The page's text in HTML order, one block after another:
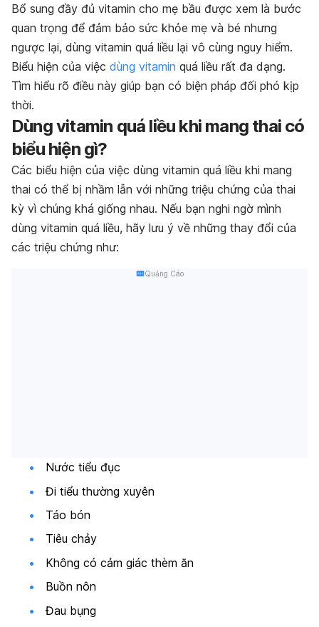
Bổ sung đầy đủ vitamin cho mẹ bầu được xem là bước
quan trọng để đảm bảo sức khỏe mẹ và bé nhưng
ngược lại, dùng vitamin quá liều lại vô cùng nguy hiểm.
Biểu hiện của việc dùng vitamin quá liều rất đa dạng.
Tìm hiểu rõ điều này giúp bạn có biện pháp đối phó kịp
thời.
Dùng vitamin quá liều khi mang thai có
biểu hiện gì?
Các biểu hiện của việc dùng vitamin quá liều khi mang
thai có thể bị nhầm lẫn với những triệu chứng của thai
kỳ vì chúng khá giống nhau. Nếu bạn nghi ngờ mình
dùng vitamin quá liều, hãy lưu ý về những thay đổi của
các triệu chứng như:
Quảng Cáo
Nước tiểu đục
Đi tiểu thường xuyên
Táo bón
Tiêu chảy
Không có cảm giác thèm ăn
Buồn nôn
Đau bụng